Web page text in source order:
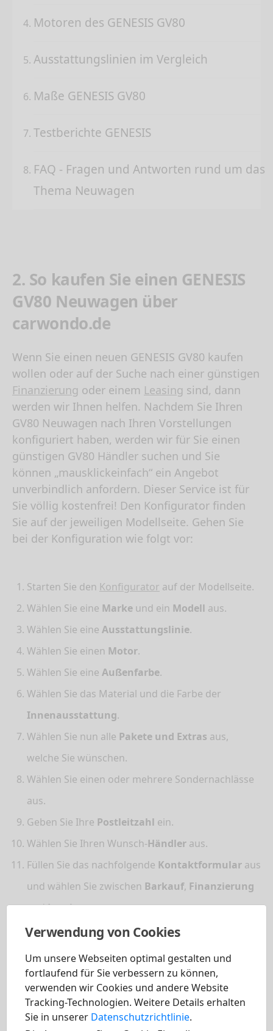
Verwendung von Cookies
Um unsere Webseiten optimal gestalten und
fortlaufend für Sie verbessern zu können,
verwenden wir Cookies und andere Website
Tracking-Technologien. Weitere Details erhalten
Sie in unserer Datenschutzrichtlinie.
Motoren des GENESIS GV80
Ausstattungslinien im Vergleich
Maße GENESIS GV80
Testberichte GENESIS
FAQ - Fragen und Antworten rund um das
Thema Neuwagen
2. So kaufen Sie einen GENESIS
GV80 Neuwagen über
carwondo.de
Wenn Sie einen neuen GENESIS GV80 kaufen
wollen oder auf der Suche nach einer günstigen
Finanzierung oder einem Leasing sind, dann
werden wir Ihnen helfen. Nachdem Sie Ihren
GV80 Neuwagen nach Ihren Vorstellungen
konfiguriert haben, werden wir für Sie einen
günstigen GV80 Händler suchen und Sie
können „mausklickeinfach“ ein Angebot
unverbindlich anfordern. Dieser Service ist für
Sie völlig kostenfrei! Den Konfigurator finden
Sie auf der jeweiligen Modellseite. Gehen Sie
bei der Konfiguration wie folgt vor:
Starten Sie den Konfigurator auf der Modellseite.
Wählen Sie eine Marke und ein Modell aus.
Wählen Sie eine Ausstattungslinie.
Wählen Sie einen Motor.
Wählen Sie eine Außenfarbe.
Wählen Sie das Material und die Farbe der
Innenausstattung.
Wählen Sie nun alle Pakete und Extras aus,
welche Sie wünschen.
Wählen Sie einen oder mehrere Sondernachlässe
aus.
Geben Sie Ihre Postleitzahl ein.
Wählen Sie Ihren Wunsch-Händler aus.
Füllen Sie das nachfolgende Kontaktformular aus
und wählen Sie zwischen Barkauf, Finanzierung
undLeasing.
Sobald Sie die Konfiguration abschlossen, Ihre Daten
eingeben und eine unverbindliche Angebotsanfrage
abgesendet haben, wird sich ein persönlicher
Ansprechpartner zeitnah bei Ihnen per Telefon oder
Email melden. Dieser unterbreitet Ihnen dann ein
Angebot für Ihren neuen GV80, den Sie dann bei